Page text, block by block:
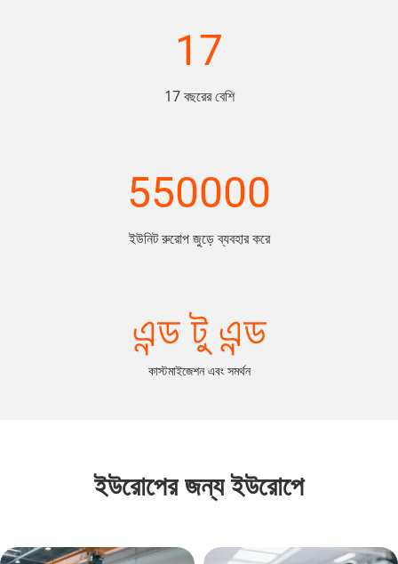
17
17 বছরের বেশি
550000
ইউনিট রুরোপ জুড়ে ব্যবহার করে
এন্ড টু এন্ড
কাস্টমাইজেশন এবং সমর্থন
ইউরোপের জন্য ইউরোপে